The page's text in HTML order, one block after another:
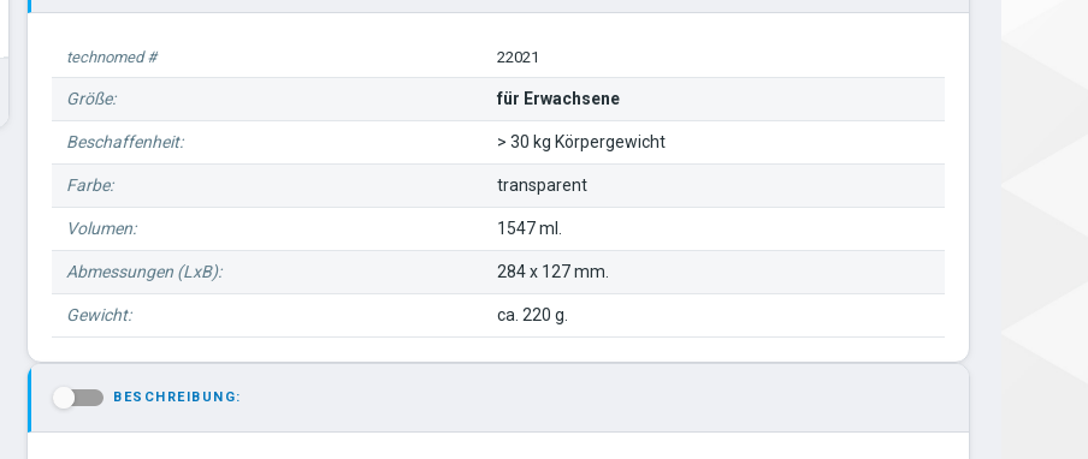
technomed # 22021
Größe: für Erwachsene
Beschaffenheit: > 30 kg Körpergewicht
Farbe: transparent
Volumen: 1547 ml.
Abmessungen (LxB): 284 x 127 mm.
Gewicht: ca. 220 g.
BESCHREIBUNG: